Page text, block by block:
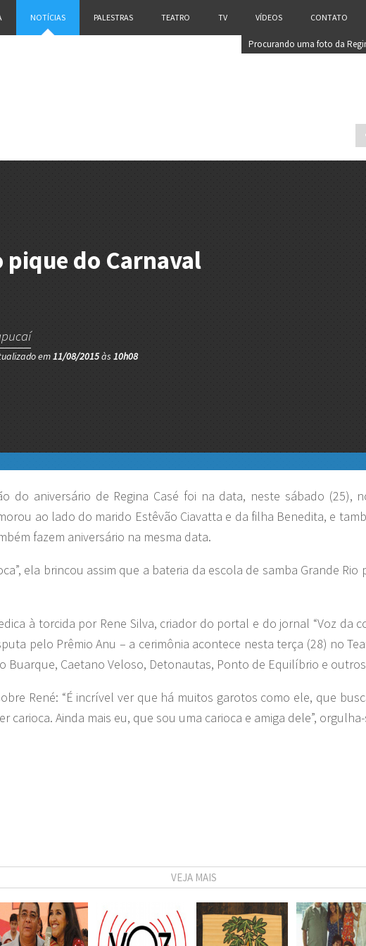
NOTÍCIAS PALESTRAS TEATRO TV VÍDEOS CONTATO
Procurando uma foto da
do Carnaval
em11/08/2015às 10h08
do aniversário de Regina Casé foi na data, neste sábado (25),
ao lado do marido Estêvão Ciavatta e da filha Benedita, e
fazem aniversário na mesma data.
ela brincou assim que a bateria da escola de samba Grande
à torcida por Rene Silva, criador do portal e do jornal “Voz da
pelo Prêmio Anu – a cerimônia acontece nesta terça (28) no
Buarque, Caetano Veloso, Detonautas, Ponto de Equilíbrio e
René: “É incrível ver que há muitos garotos como ele, que
Ainda mais eu, que sou uma carioca e amiga dele”,
VEJA MAIS